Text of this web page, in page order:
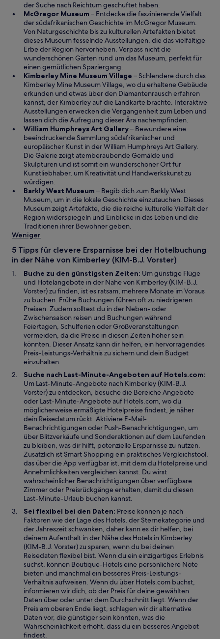
e
t
n
e
i
n
e
m
n
e
u
e
n
F
e
n
s
t
e
r
g
e
ö
f
f
n
e
t
der Suche nach Reichtum geschuftet haben.
McGregor Museum W
i
r
d
i
n
e
i
n
e
m
n
e
u
e
n
F
e
n
t
e
r
g
e
f
n
e
t
– Entdecke die faszinierende Vielfalt
der südafrikanischen Geschichte im McGregor Museum.
Von Naturgeschichte bis zu kulturellen Artefakten bietet
dieses Museum fesselnde Ausstellungen, die das vielfältige
Erbe der Region hervorheben. Verpass nicht die
wunderschönen Gärten rund um das Museum, perfekt für
einen gemütlichen Spaziergang.
Kimberley Mine Museum Village W
i
r
d
i
n
e
i
n
e
m
n
u
e
n
F
t
e
g
e
ö
f
f
n
e
t
– Schlendere durch das
Kimberley Mine Museum Village, wo du erhaltene Gebäude
erkunden und etwas über den Diamantenrausch erfahren
kannst, der Kimberley auf die Landkarte brachte. Interaktive
Ausstellungen erwecken die Vergangenheit zum Leben und
lassen dich die Aufregung dieser Ära nachempfinden.
William Humphreys Art GalleryW
i
r
d
i
n
i
n
e
m
n
e
n
e
n
s
t
e
r
g
e
ö
f
n
e
t
– Bewundere eine
beeindruckende Sammlung südafrikanischer und
europäischer Kunst in der William Humphreys Art Gallery.
Die Galerie zeigt atemberaubende Gemälde und
Skulpturen und ist somit ein wunderschöner Ort für
Kunstliebhaber, um Kreativität und Handwerkskunst zu
würdigen.
Barkly West Museum W
i
r
d
i
i
n
m
n
e
u
e
n
F
e
n
s
e
r
g
e
ö
f
f
n
e
t
– Begib dich zum Barkly West
Museum, um in die lokale Geschichte einzutauchen. Dieses
Museum zeigt Artefakte, die die reiche kulturelle Vielfalt der
Region widerspiegeln und Einblicke in das Leben und die
Traditionen ihrer Bewohner geben.
Weniger
5 Tipps für clevere Ersparnisse bei der Hotelbuchung
in der Nähe von Kimberley (KIM-B.J. Vorster)
Buche zu den günstigsten Zeiten: Um günstige Flüge
und Hotelangebote in der Nähe von Kimberley (KIM-B.J.
Vorster) zu finden, ist es ratsam, mehrere Monate im Voraus
zu buchen. Frühe Buchungen führen oft zu niedrigeren
Preisen. Zudem solltest du in der Neben- oder
Zwischensaison reisen und Buchungen während
Feiertagen, Schulferien oder Großveranstaltungen
vermeiden, da die Preise in diesen Zeiten höher sein
könnten. Dieser Ansatz kann dir helfen, ein hervorragendes
Preis-Leistungs-Verhältnis zu sichern und dein Budget
einzuhalten.
Suche nach Last-Minute-Angeboten auf Hotels.com:
Um Last-Minute-Angebote nach Kimberley (KIM-B.J.
Vorster) zu entdecken, besuche die Bereiche Angebote
oder Last-Minute-Angebote auf Hotels.com, wo du
möglicherweise ermäßigte Hotelpreise findest, je näher
dein Reisedatum rückt. Aktiviere E-Mail-
Benachrichtigungen oder Push-Benachrichtigungen, um
über Blitzverkäufe und Sonderaktionen auf dem Laufenden
zu bleiben, was dir hilft, potenzielle Ersparnisse zu nutzen.
Zusätzlich ist Smart Shopping ein praktisches Vergleichstool,
das über die App verfügbar ist, mit dem du Hotelpreise und
Annehmlichkeiten vergleichen kannst. Du wirst
wahrscheinlicher Benachrichtigungen über verfügbare
Zimmer oder Preisrückgänge erhalten, damit du diesen
Last-Minute-Urlaub buchen kannst.
Sei flexibel bei den Daten: Preise können je nach
Faktoren wie der Lage des Hotels, der Sternekategorie und
der Jahreszeit schwanken, daher kann es dir helfen, bei
deinem Aufenthalt in der Nähe des Hotels in Kimberley
(KIM-B.J. Vorster) zu sparen, wenn du bei deinen
Reisedaten flexibel bist. Wenn du ein einzigartiges Erlebnis
suchst, können Boutique-Hotels eine persönlichere Note
bieten und manchmal ein besseres Preis-Leistungs-
Verhältnis aufweisen. Wenn du über Hotels.com buchst,
informieren wir dich, ob der Preis für deine gewählten
Daten über oder unter dem Durchschnitt liegt. Wenn der
Preis am oberen Ende liegt, schlagen wir dir alternative
Daten vor, die günstiger sein könnten, was die
Wahrscheinlichkeit erhöht, dass du ein besseres Angebot
findest.